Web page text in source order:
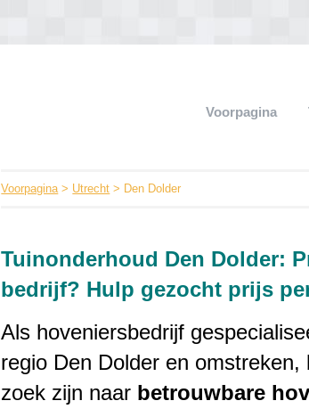
Voorpagina
Voorpagina> Utrecht > Den Dolder
Tuinonderhoud Den Dolder:
bedrijf? Hulp gezocht prijs
Als hoveniersbedrijf
regio Den Dolder en
zoek zijn naar betrouwbare